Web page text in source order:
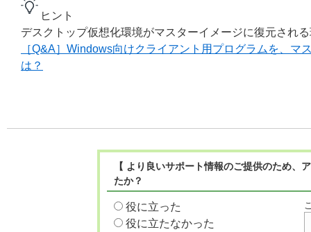
ヒント
デスクトップ仮想化環境がマスターイメージに復元され
［Q&A］Windows向けクライアント用プログラムを、
は？
【 より良いサポート情報のご提供のため
たか？
役に立った
役に立たなかった